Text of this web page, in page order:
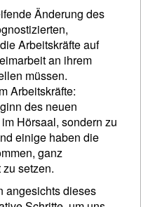
Änderung des
Arbeitskräfte auf
an ihrem
müssen.
Arbeitskräfte:
des neuen
Hörsaal, sondern zu
einige haben die
ganz
setzen.
angesichts dieses